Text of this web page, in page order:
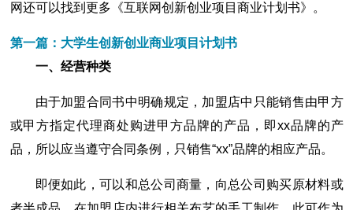
网还可以找到更多《互联网创新创业项目商业计划书》。
第一篇：大学生创新创业商业项目计划书
一、经营种类
由于加盟合同书中明确规定，加盟店中只能销售由甲方
或甲方指定代理商处购进甲方品牌的产品，即xx品牌的产
品，所以应当遵守合同条例，只销售“xx”品牌的相应产品。
即便如此，可以和总公司商量，向总公司购买原材料或